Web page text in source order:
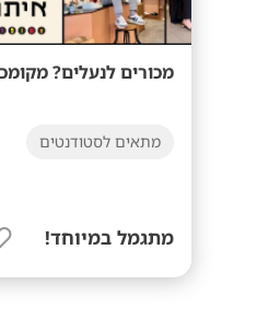
מכורים לנעלים?
מתאים לסטודנטים
מתגמל במיוחד!